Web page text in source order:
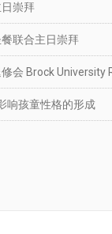
崇拜
联合主日崇拜
会 Brock University
响孩童性格的形成